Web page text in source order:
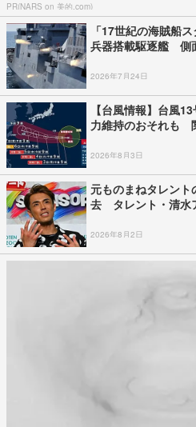
PR(NARS on 美的.com)
「17世紀の海賊船
兵器搭載駆逐艦 側
2026年7月24日
【台風情報】台風
力維持のおそれも
2026年8月3日
元ものまねタレン
去 タレント・清水
2026年8月2日